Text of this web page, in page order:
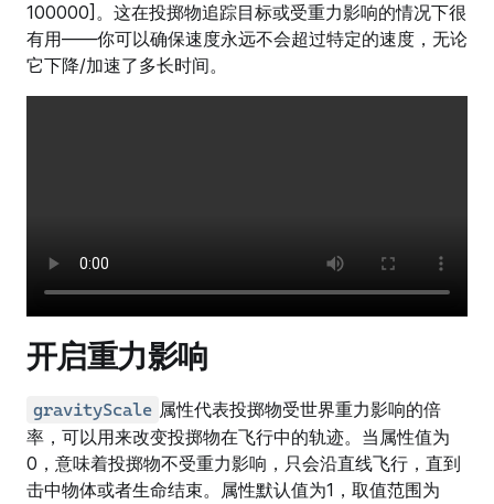
100000]。这在投掷物追踪目标或受重力影响的情况下很
有用——你可以确保速度永远不会超过特定的速度，无论
它下降/加速了多长时间。
开启重力影响
gravityScale 属性代表投掷物受世界重力影响的倍
率，可以用来改变投掷物在飞行中的轨迹。当属性值为
0，意味着投掷物不受重力影响，只会沿直线飞行，直到
击中物体或者生命结束。属性默认值为1，取值范围为